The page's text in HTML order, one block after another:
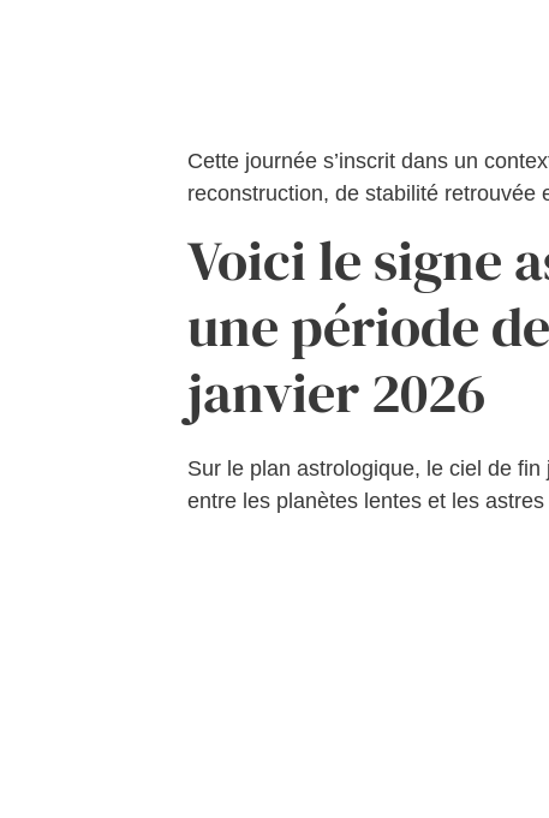
Cette journée s’inscrit dans un
reconstruction, de stabilité retrouvée
Voici le signe
une période
janvier 2026
Sur le plan astrologique, le ciel de
entre les planètes lentes et les